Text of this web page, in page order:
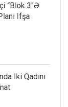
“Blok 3″ə
Ifşa
Iki Qadını